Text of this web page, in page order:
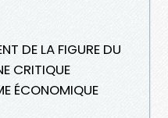
DE LA FIGURE DU
CRITIQUE
ÉCONOMIQUE